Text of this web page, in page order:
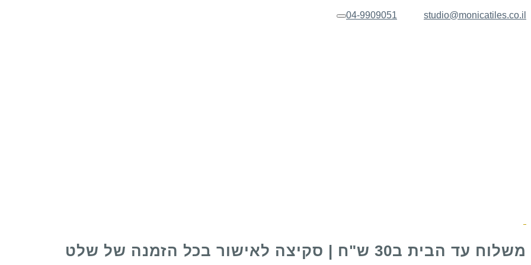
studio@monicatiles.co.il
04-9909051 תפריט
משלוח עד הבית ב30 ש"ח | סקיצה לאישור בכל הזמנה של שלט